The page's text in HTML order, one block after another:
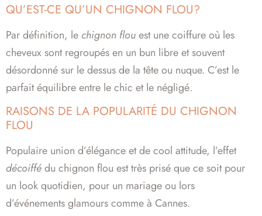
QU’EST-CE QU’UN CHIGNON FLOU?
Par définition, le chignon flouest une coiffure où les
cheveux sont regroupés en un bun libre et souvent
désordonné sur le dessus de la tête ou nuque. C’est le
parfait équilibre entre le chic et le négligé.
RAISONS DE LA POPULARITÉ DU CHIGNON
FLOU
Populaire union d’élégance et de cool attitude, l’effet
décoiffédu chignon flou est très prisé que ce soit pour
un look quotidien, pour un mariage ou lors
d’événements glamours comme à Cannes.